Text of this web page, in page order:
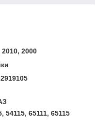
2010, 2000
54115, 65111, 65115